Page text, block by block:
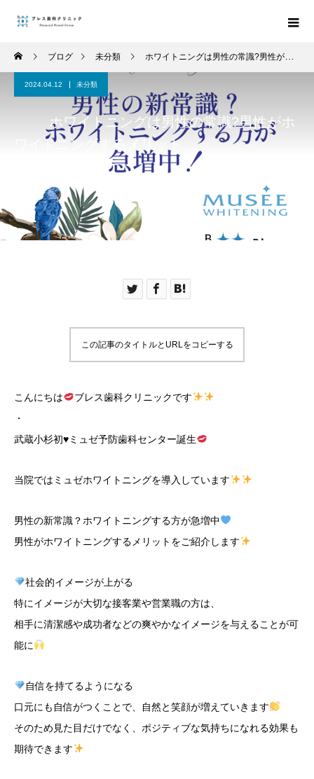
ブログ 未分類 ホワイトニングは男性の常識?男性がホワイトニングするメリット
2024.04.12 未分類
ホワイトニングは男性の常識?男性がホ
ワイトニングするメリット
この記事のタイトルとURLをコピーする
こんにちは
ブレス歯科クリニックです
・
武蔵小杉初♥ミュゼ予防歯科センター誕生
当院ではミュゼホワイトニングを導入しています
男性の新常識？ホワイトニングする方が急増中
男性がホワイトニングするメリットをご紹介します
社会的イメージが上がる
特にイメージが大切な接客業や営業職の方は、
相手に清潔感や成功者などの爽やかなイメージを与えることが可
能に
自信を持てるようになる
口元にも自信がつくことで、自然と笑顔が増えていきます
そのため見た目だけでなく、ポジティブな気持ちになれる効果も
期待できます